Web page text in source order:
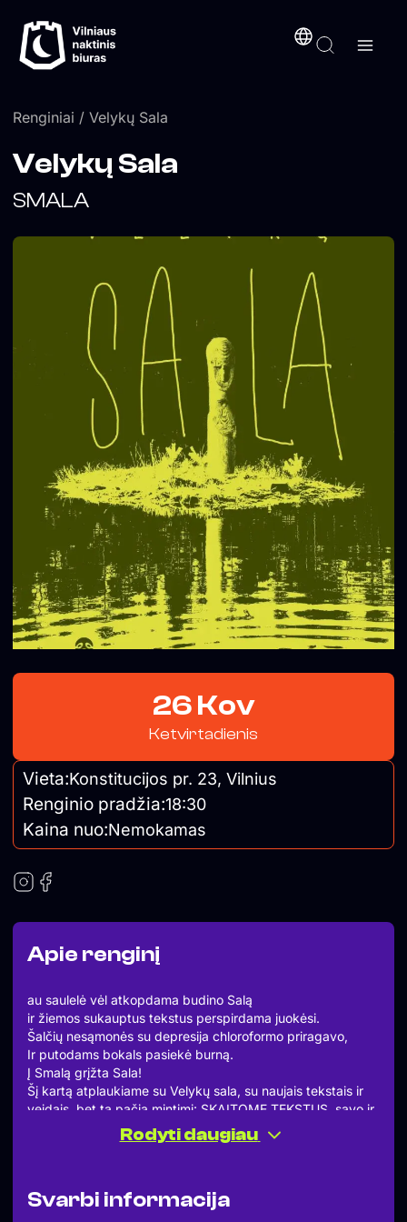
prie
turinio
Renginiai / Velykų Sala
Apie renginį
au saulelė vėl atkopdama budino Salą
ir žiemos sukauptus tekstus perspirdama juokėsi.
Šalčių nesąmonės su depresija chloroformo priragavo,
Ir putodams bokals pasiekė burną.
Į Smalą grįžta Sala!
Šį kartą atplaukiame su Velykų sala, su naujais tekstais ir
veidais, bet ta pačia mintimi: SKAITOME TEKSTUS, savo ir
kitų, atsineškime ką atradome per žiemą ir norime
pasidalinti. Tinka viskas, nuo snobiškų eilių iki Instagramo
atgimimą, šildymo kainas, senus rūbus, paukščius, lauko
Rodyti daugiau
Svarbi informacija
Velykų Sala
SMALA
26 Kov
Ketvirtadienis
Vieta:Konstitucijos pr. 23, Vilnius
Renginio pradžia:18:30
Kaina nuo:Nemokamas